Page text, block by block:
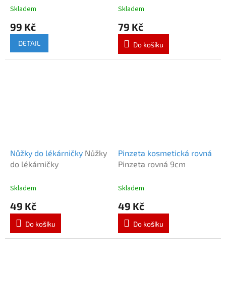
Surgicraft
Skladem
99 Kč
DETAIL
Skladem
79 Kč
Do košíku
Nůžky do lékárničky Nůžky
do lékárničky
Skladem
49 Kč
Do košíku
Pinzeta kosmetická rovná
Pinzeta rovná 9cm
Skladem
49 Kč
Do košíku